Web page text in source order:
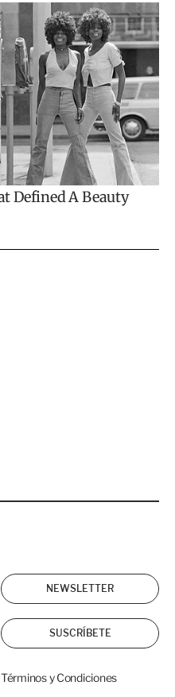
NEWSLETTER
SUSCRÍBETE
Términos y Condiciones